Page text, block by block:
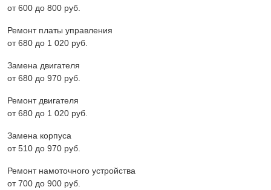
от 600 до 800 pyб.
Ремонт платы управления
от 680 до 1 020 pyб.
Замена двигателя
от 680 до 970 pyб.
Ремонт двигателя
от 680 до 1 020 pyб.
Замена корпуса
от 510 до 970 pyб.
Ремонт намоточного устройства
от 700 до 900 pyб.